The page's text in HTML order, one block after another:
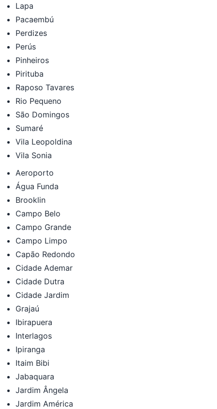
Lapa
Pacaembú
Perdizes
Perús
Pinheiros
Pirituba
Raposo Tavares
Rio Pequeno
São Domingos
Sumaré
Vila Leopoldina
Vila Sonia
Aeroporto
Água Funda
Brooklin
Campo Belo
Campo Grande
Campo Limpo
Capão Redondo
Cidade Ademar
Cidade Dutra
Cidade Jardim
Grajaú
Ibirapuera
Interlagos
Ipiranga
Itaim Bibi
Jabaquara
Jardim Ângela
Jardim América